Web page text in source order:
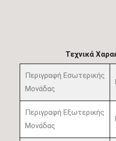
Τεχνικά
Περιγραφή Εσωτερικής
Μονάδας
Περιγραφή Εξωτερικής
Μονάδας